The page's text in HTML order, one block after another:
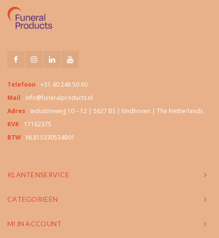
Telefoon
+31 40 248 50 60
Mail
info@funeralproducts.nl
Adres
Industrieweg 10 – 12 | 5627 BS | Eindhoven | The Netherlands
KVK
17182375
BTW
NL815330534B01
KLANTENSERVICE
CATEGORIEËN
MIJN ACCOUNT